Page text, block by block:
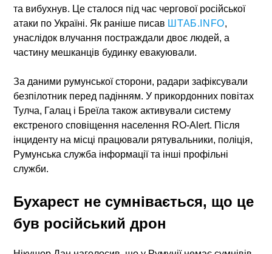
та вибухнув. Це сталося під час чергової російської
атаки по Україні. Як раніше писав ШТАБ.INFO,
унаслідок влучання постраждали двоє людей, а
частину мешканців будинку евакуювали.
За даними румунської сторони, радари зафіксували
безпілотник перед падінням. У прикордонних повітах
Тулча, Галац і Бреїла також активували систему
екстреного сповіщення населення RO-Alert. Після
інциденту на місці працювали рятувальники, поліція,
Румунська служба інформації та інші профільні
служби.
Бухарест не сумнівається, що це
був російський дрон